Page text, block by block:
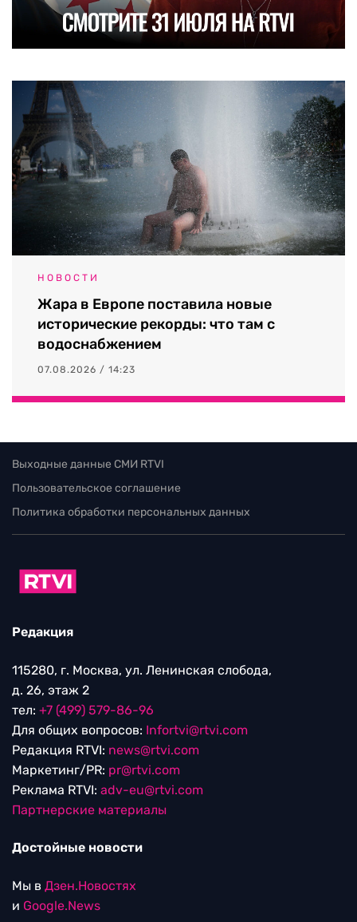
НОВОСТИ
Жара в Европе поставила новые
исторические рекорды: что там с
водоснабжением
07.08.2026 / 14:23
Выходные данные СМИ RTVI
Пользовательское соглашение
Политика обработки персональных данных
Редакция
115280, г. Москва, ул. Ленинская слобода,
д. 26, этаж 2
тел: +7 (499) 579-86-96
Для общих вопросов: Infortvi@rtvi.com
Редакция RTVI: news@rtvi.com
Маркетинг/PR: pr@rtvi.com
Реклама RTVI: adv-eu@rtvi.com
Партнерские материалы
Достойные новости
Мы в Дзен.Новостях
и Google.News